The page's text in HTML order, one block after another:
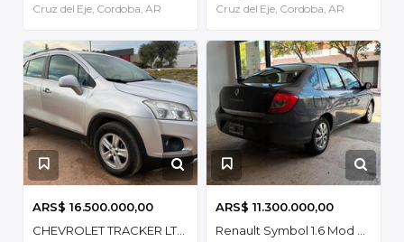
Cruz del Eje, Cordoba, AR Cruz del Eje, Cordoba, AR
ARS$ 16.500.000,00
CHEVROLET TRACKER LTZ 2015
ARS$ 11.300.000,00
Renault Symbol 1.6 Mod 2013 1.6 Pack II